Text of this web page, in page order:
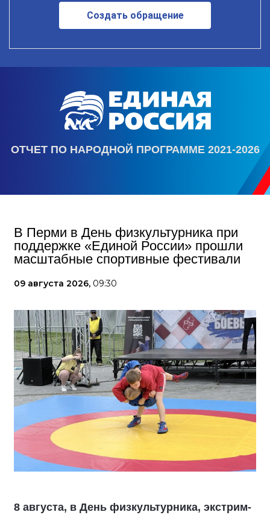
Создать обращение
ОТЧЕТ ПО НАРОДНОЙ ПРОГРАММЕ 2021-2026
В Перми в День физкультурника при
поддержке «Единой России» прошли
масштабные спортивные фестивали
09 августа 2026, 09:30
8 августа, в День физкультурника, экстрим-